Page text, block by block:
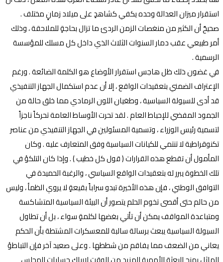
استقرار ميزان العدالة وحده يكفي كشاهدٍ على ميلاد زمانٍ مختلف .
صحيحٌ أن الكثير من منغصات الزمن الردئ ما تزال بحاجةٍ للملاحقة ، وذلك
أمر طبيعي عقب دمار السنوات الثلاث الذي داخل كل مسلك للمؤسسة
الرسمية .
في غضون ذلك ظل هاجس استقرار الأوضاع هو الكلمة الضائعة . ورغم
الإعتراف الضمني بتعقيدات الواقع ، إلا أن عدم استكمال الجهاز التنفيذي
قد أدى للسيولة السياسية ، وطغيان اللون الرمادي مما خلق حالة من
الجمود المفضي للإحباط العام . لقد تحرت الأوساط العامة تحركاً ناجزاً
لتسمية رئيس الوزراء ، وتسمية المسئولين في الجهاز التنفيذي من عناصر
تكنوقراطية لا تنتمي للكيانات السياسية وفق المتعارف عليه . وكان
المأمول أن تقطع هذه القرارات ( قول كل خطيب ) . وإذا كان التلكؤ في
تلك الخطوة يبرر له بتعقيدات الواقع السياسي ، والرغبة الحميدة في
التوافق الوطني ، فإن هذه الأخيرة تبدو سراباً بقيعةٍ لا يروي الظمأ ، وليس
من حالم حتى أقصى تخوم الحلم يتصور أن البيئة السياسية المتشاكسة
ومتباعدة المواقف يمكن أن تأتي بغضها لكلمةٍ سواء ، بل أن تطاول
السيولة السياسية يبعث برسالة سالبة للمعسكرات المشتطة بأن الحكم
يعاني من الضعف مما يفاقم من شططها . وعلى صعيد آخر فإن التباطؤ